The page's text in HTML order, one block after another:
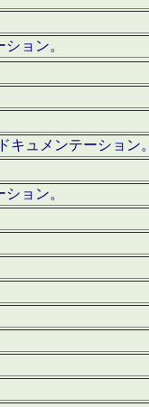
ョン。
キュメンテーション。
ョン。